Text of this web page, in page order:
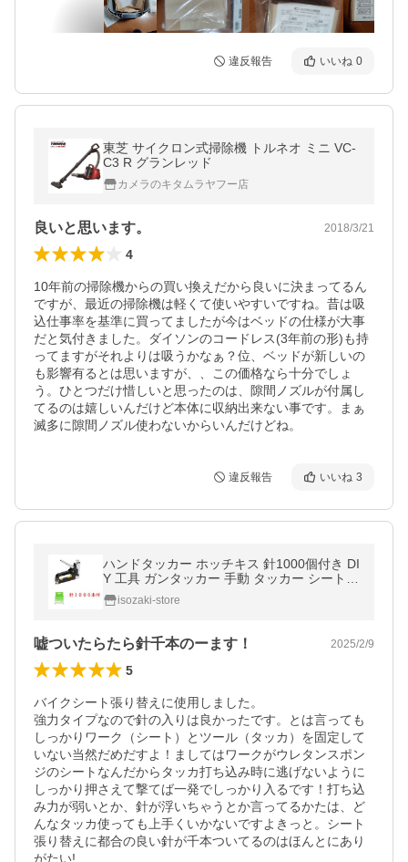
違反報告 いいね 0
東芝 サイクロン式掃除機 トルネオ ミニ VC-
C3 R グランレッド
カメラのキタムラヤフー店
良いと思います。 2018/3/21
4
10年前の掃除機からの買い換えだから良いに決まってるん
ですが、最近の掃除機は軽くて使いやすいですね。昔は吸
込仕事率を基準に買ってましたが今はベッドの仕様が大事
だと気付きました。ダイソンのコードレス(3年前の形)も持
ってますがそれよりは吸うかなぁ？位、ベッドが新しいの
も影響有るとは思いますが、、この価格なら十分でしょ
う。ひとつだけ惜しいと思ったのは、隙間ノズルが付属し
てるのは嬉しいんだけど本体に収納出来ない事です。まぁ
滅多に隙間ノズル使わないからいんだけどね。
違反報告 いいね 3
ハンドタッカー ホッチキス 針1000個付き DI
Y 工具 ガンタッカー 手動 タッカー シート
張替え 車 バイク 釘打ち機 手動
isozaki-store
嘘ついたらたら針千本のーます！ 2025/2/9
5
バイクシート張り替えに使用しました。
強力タイプなので針の入りは良かったです。とは言っても
しっかりワーク（シート）とツール（タッカ）を固定して
いない当然だめだすよ！ましてはワークがウレタンスポン
ジのシートなんだからタッカ打ち込み時に逃げないように
しっかり押さえて撃てば一発でしっかり入るです！打ち込
み力が弱いとか、針が浮いちゃうとか言ってるかたは、ど
んなタッカ使っても上手くいかないですよきっと。シート
張り替えに都合の良い針が千本ついてるのはほんとにあり
がたい!